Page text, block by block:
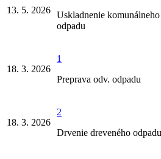
13. 5. 2026 Uskladnenie komunálneho
odpadu
18. 3. 2026
1
Preprava odv. odpadu
18. 3. 2026
2
Drvenie dreveného odpadu